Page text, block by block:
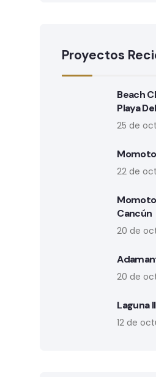
Proyectos
Beach
Playa
25 de
22 de
Cancún
20 de
20 de
Laguna
12 de